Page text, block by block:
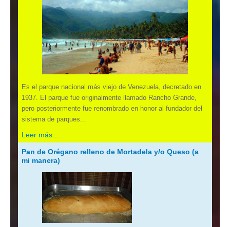
Es el parque nacional más viejo de Venezuela, decretado en
1937. El parque fue originalmente llamado Rancho Grande,
pero posteriormente fue renombrado en honor al fundador del
sistema de parques...
Leer más...
Pan de Orégano relleno de Mortadela y/o Queso (a
mi manera)